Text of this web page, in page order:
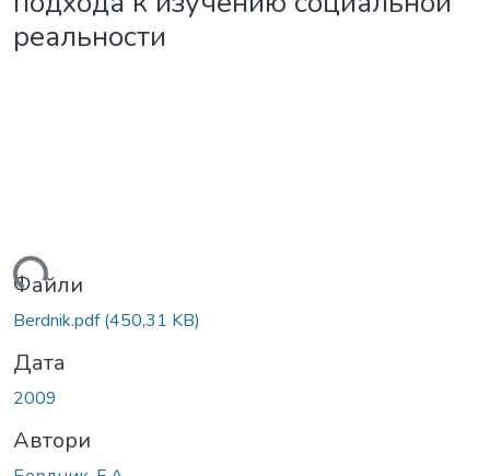
реальности
Файли
Berdnik.pdf(450,31 KB)
Дата
2009
Автори